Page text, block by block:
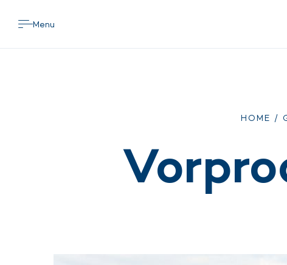
Menu
HOME /